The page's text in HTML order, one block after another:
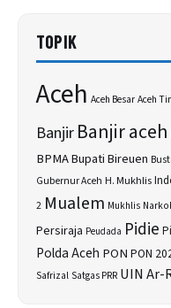
TOPIK
Aceh Aceh BesarAceh
BanjirBanjir aceh
BPMABupati Bireuen
Gubernur Aceh H. Mukhlis
2 Mualem Mukhlis
Persiraja Peudada Pidie
Polda Aceh PON PON
SafrizalSatgas PRR UIN Ar-